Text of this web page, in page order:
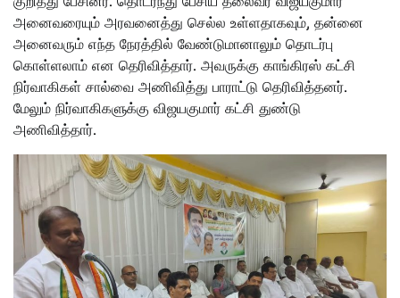
அனைவரையும் அரவனைத்து செல்ல உள்ளதாகவும், தன்னை
அனைவரும் எந்த நேரத்தில் வேண்டுமானாலும் தொடர்பு
கொள்ளலாம் என தெரிவித்தார். அவருக்கு காங்கிரஸ் கட்சி
நிர்வாகிகள் சால்வை அணிவித்து பாராட்டு தெரிவித்தனர்.
மேலும் நிர்வாகிகளுக்கு விஜயகுமார் கட்சி துண்டு
அணிவித்தார்.